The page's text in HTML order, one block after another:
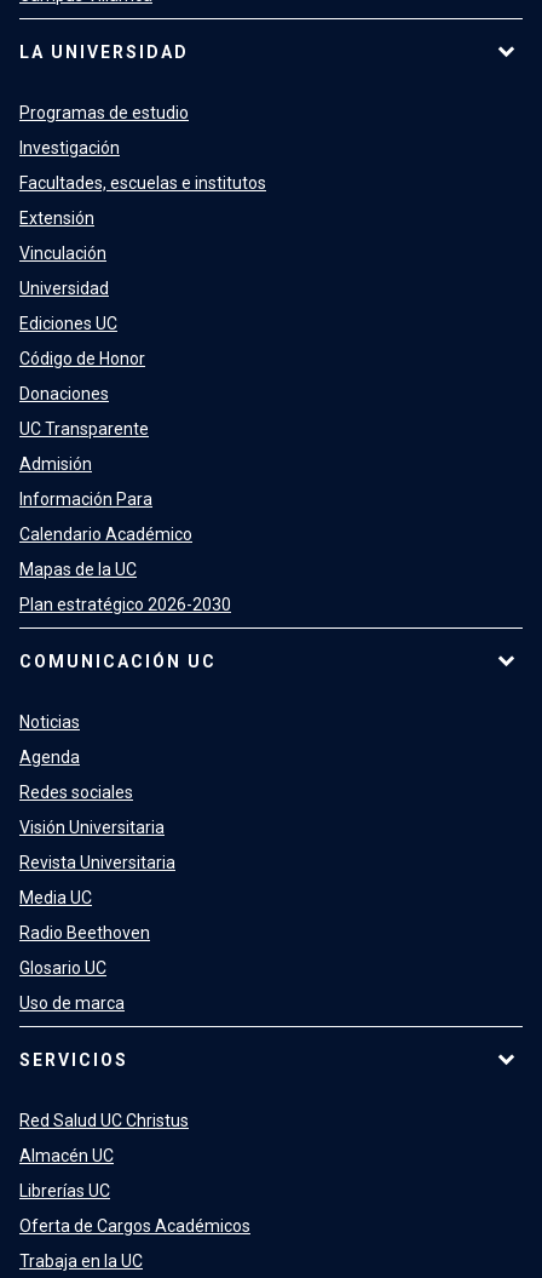
LA UNIVERSIDAD
Programas de estudio
Investigación
Facultades, escuelas e institutos
Extensión
Vinculación
Universidad
Ediciones UC
Código de Honor
Donaciones
UC Transparente
Admisión
Información Para
Calendario Académico
Mapas de la UC
Plan estratégico 2026-2030
COMUNICACIÓN UC
Noticias
Agenda
Redes sociales
Visión Universitaria
Revista Universitaria
Media UC
Radio Beethoven
Glosario UC
Uso de marca
SERVICIOS
Red Salud UC Christus
Almacén UC
Librerías UC
Oferta de Cargos Académicos
Trabaja en la UC